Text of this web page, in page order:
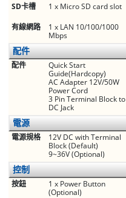
SD卡槽
1 x Micro SD card slot
有線網路
1 x LAN 10/100/1000
Mbps
配件
配件
Quick Start
Guide(Hardcopy)
AC Adapter 12V/50W
Power Cord
3 Pin Terminal Block to
DC Jack
電源
電源規格
12V DC with Terminal
Block (Default)
9~36V (Optional)
控制
按鈕
1 x Power Button
(Optional)